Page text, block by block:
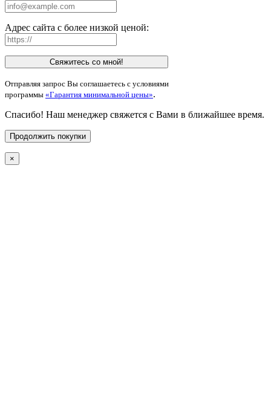
Адрес сайта с более низкой ценой:
Свяжитесь со мной!
Отправляя запрос Вы соглашаетесь с условиями
программы «Гарантия минимальной цены».
Спасибо! Наш менеджер свяжется с Вами в ближайшее время.
Продолжить покупки
×